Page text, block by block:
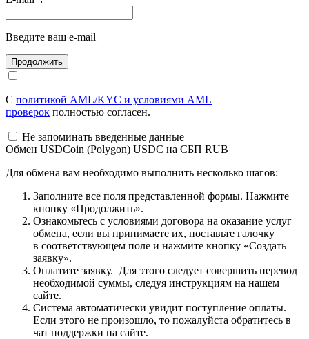
Введите ваш e-mail
С политикой AML/KYC и условиями AML
проверок полностью согласен.
Не запоминать введенные данные
Обмен USDCoin (Polygon) USDC на СБП RUB
Для обмена вам необходимо выполнить несколько шагов:
Заполните все поля представленной формы. Нажмите
кнопку «Продолжить».
Ознакомьтесь с условиями договора на оказание услуг
обмена, если вы принимаете их, поставьте галочку
в соответствующем поле и нажмите кнопку «Создать
заявку».
Оплатите заявку. Для этого следует совершить перевод
необходимой суммы, следуя инструкциям на нашем
сайте.
Система автоматически увидит поступление оплаты.
Если этого не произошло, то пожалуйста обратитесь в
чат поддержки на сайте.